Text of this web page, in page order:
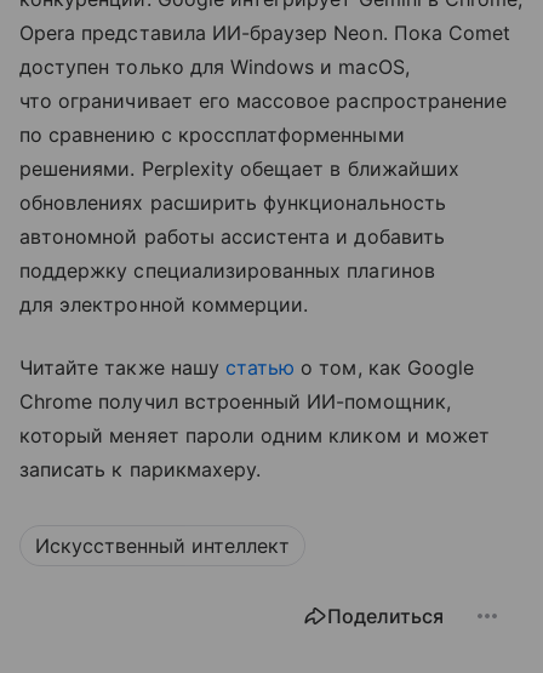
Opera представила ИИ-браузер Neon. Пока Comet
доступен только для Windows и macOS,
что ограничивает его массовое распространение
по сравнению с кроссплатформенными
решениями. Perplexity обещает в ближайших
обновлениях расширить функциональность
автономной работы ассистента и добавить
поддержку специализированных плагинов
для электронной коммерции.
Читайте также нашу статью о том, как Google
Chrome получил встроенный ИИ-помощник,
который меняет пароли одним кликом и может
записать к парикмахеру.
Искусственный интеллект
Поделиться